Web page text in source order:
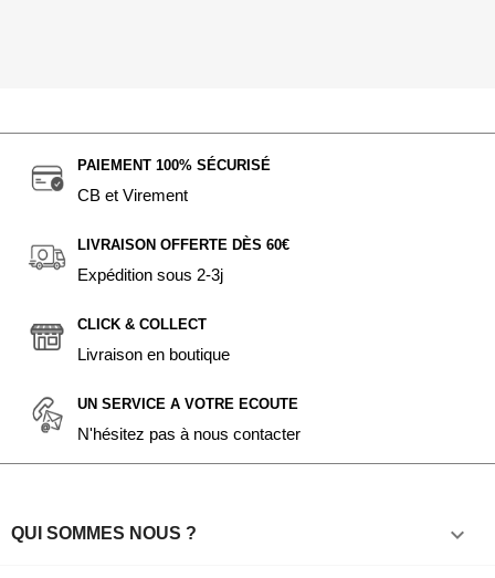
PAIEMENT 100% SÉCURISÉ
CB et Virement
LIVRAISON OFFERTE DÈS 60€
Expédition sous 2-3j
CLICK & COLLECT
Livraison en boutique
UN SERVICE A VOTRE ECOUTE
N'hésitez pas à nous contacter
QUI SOMMES NOUS ? 